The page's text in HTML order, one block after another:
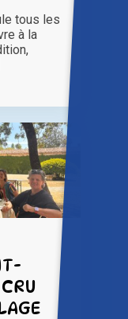
tous les
à la